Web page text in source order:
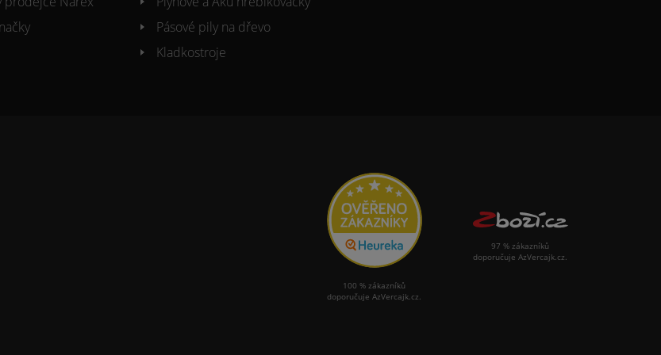
Pásové pily na dřevo
Kladkostroje
100 % zákazníků
doporučuje AzVercajk.cz.
97 % zákazníků
doporučuje AzVercajk.cz.